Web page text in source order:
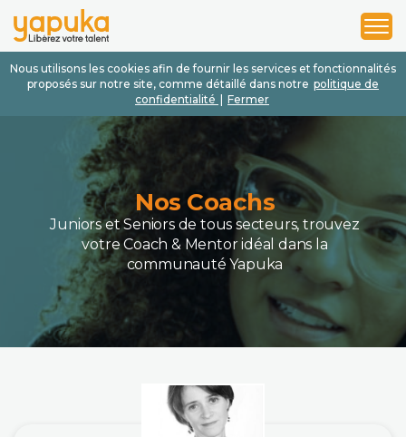
Nous utilisons les cookies afin de fournir les services et fonctionnalités
proposés sur notre site, comme détaillé dans notre politique de
confidentialité
Fermer
1
2
3
Nos Coachs
Juniors et Seniors de tous secteurs, trouvez
votre Coach & Mentor idéal dans la
communauté Yapuka